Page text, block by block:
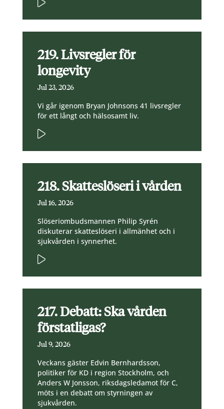
219. Livsregler för
longevity
Jul 23, 2026
Vi går igenom Bryan Johnsons 41 livsregler
för ett långt och hälsosamt liv.
218. Skatteslöseri i vården
Jul 16, 2026
Slöseriombudsmannen Philip Syrén
diskuterar skatteslöseri i allmänhet och i
sjukvården i synnerhet.
217. Debatt: Ska vården
förstatligas?
Jul 9, 2026
Veckans gäster Edvin Bernhardsson,
politiker för KD i region Stockholm, och
Anders W Jonsson, riksdagsledamot för C,
möts i en debatt om styrningen av
sjukvården.